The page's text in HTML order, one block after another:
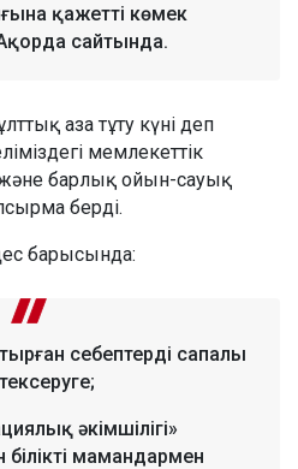
қажетті көмек
Ақорда сайтында.
аза тұту күні деп
мемлекеттік
және барлық ойын-сауық
берді.
барысында:
себептерді сапалы
әкімшілігі»
мамандармен